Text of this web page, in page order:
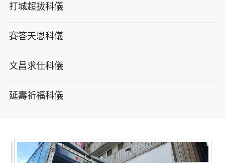
打城超拔科儀
賽答天恩科儀
文昌求仕科儀
延壽祈福科儀